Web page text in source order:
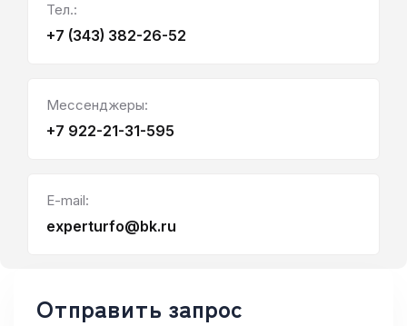
Тел.:
+7 (343) 382-26-52
Мессенджеры:
+7 922-21-31-595
E-mail:
experturfo@bk.ru
Отправить запрос